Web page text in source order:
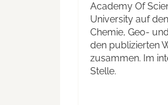
Academy Of
University auf
Chemie, Geo-
den publizierten
zusammen. Im
Stelle.